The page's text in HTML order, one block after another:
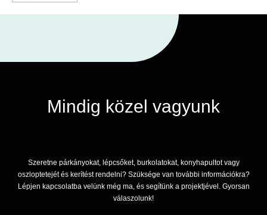
Mindig közel vagyunk
Szeretne párkányokat, lépcsőket, burkolatokat, konyhapultot vagy
oszloptetejét és kerítést rendelni? Szüksége van további információkra?
Lépjen kapcsolatba velünk még ma, és segítünk a projektjével. Gyorsan
válaszolunk!